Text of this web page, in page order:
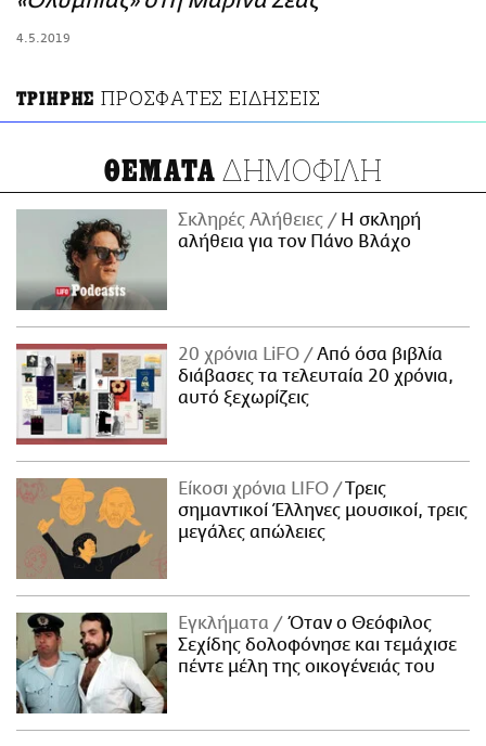
4.5.2019
ΤΡΙΗΡΗΣ ΠΡΟΣΦΑΤΕΣ ΕΙΔΗΣΕΙΣ
ΘΕΜΑΤΑ ΔΗΜΟΦΙΛΗ
Σκληρές Αλήθειες
H σκληρή
αλήθεια για τον Πάνο Βλάχο
20 χρόνια LiFO
Από όσα βιβλία
διάβασες τα τελευταία 20 χρόνια,
αυτό ξεχωρίζεις
Είκοσι χρόνια LIFO
Tρεις
σημαντικοί Έλληνες μουσικοί, τρεις
μεγάλες απώλειες
Εγκλήματα
Όταν ο Θεόφιλος
Σεχίδης δολοφόνησε και τεμάχισε
πέντε μέλη της οικογένειάς του